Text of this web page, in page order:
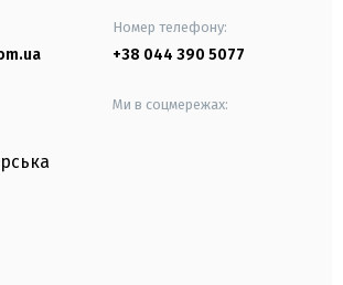
Номер телефону:
+38 044 390 5077
Ми в соцмережах: